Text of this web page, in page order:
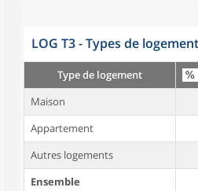
LOG T3 - Types de
Type de logement
Maison
Appartement
Autres logements
Ensemble